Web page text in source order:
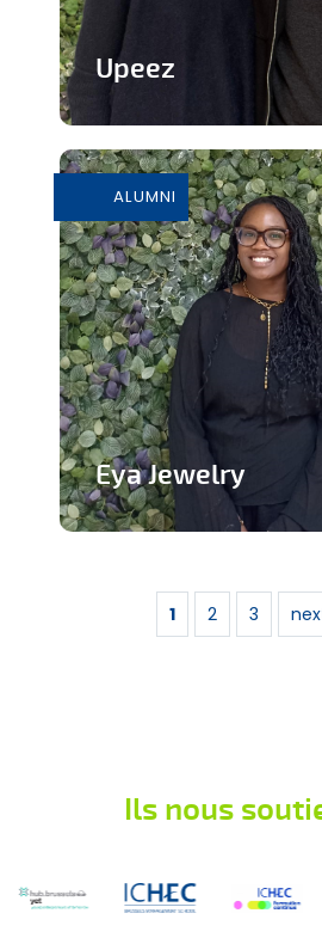
Upeez
grillons
En savoir plus
ALUMNI
Eya Jewelry
En savoir plus
1 2 3
Ils nous